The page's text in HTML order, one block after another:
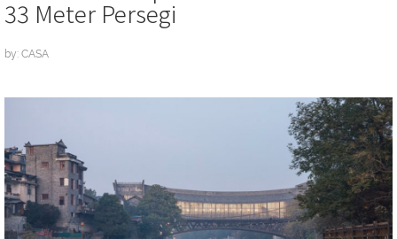
33 Meter Persegi
by: CASA